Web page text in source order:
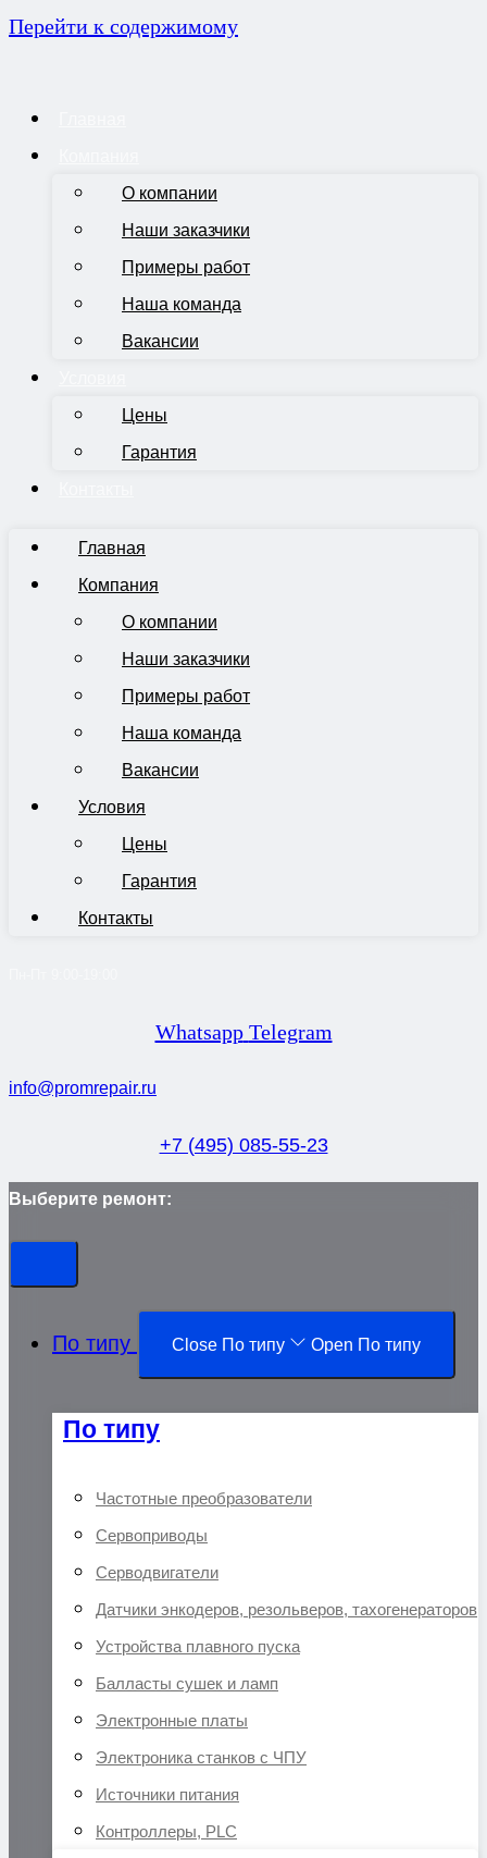
Перейти к содержимому
О компании
Наши заказчики
Примеры работ
Наша команда
Вакансии
Цены
Гарантия
Главная
Компания
О компании
Наши заказчики
Примеры работ
Наша команда
Вакансии
Условия
Цены
Гарантия
Контакты
Whatsapp Telegram
info@promrepair.ru
+7 (495) 085-55-23
Выберите ремонт:
По типу Close По типу Open По типу
По типу
Частотные преобразователи
Сервоприводы
Серводвигатели
Датчики энкодеров, резольверов, тахогенераторов
Устройства плавного пуска
Балласты сушек и ламп
Электронные платы
Электроника станков с ЧПУ
Источники питания
Контроллеры, PLC